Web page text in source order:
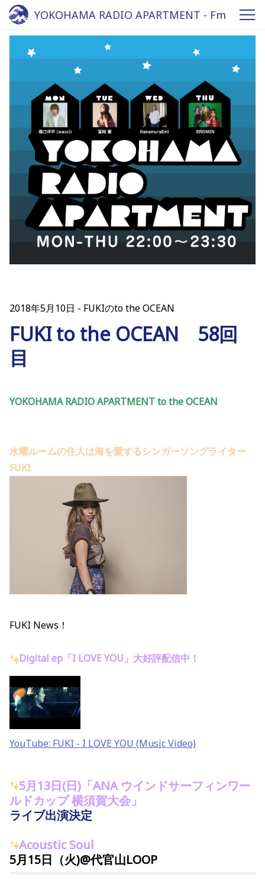
YOKOHAMA RADIO APARTMENT - Fm
yokohama 84.7
2018年5月10日 FUKIのto the OCEAN
FUKI to the OCEAN 58回
目
YOKOHAMA RADIO APARTMENT to the OCEAN
水曜ルームの住人は海を愛するシンガーソングライター
FUKI
FUKI News！
Digital ep「I LOVE YOU」大好評配信中！
YouTube: FUKI - I LOVE YOU (Music Video)
5月13日(日)「ANA ウインドサーフィンワー
ルドカップ 横須賀大会」
ライブ出演決定
Acoustic Soul
5月15日（火)@代官山LOOP